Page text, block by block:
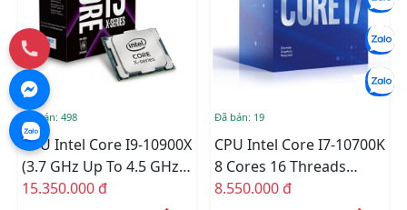
Đã bán: 498
CPU Intel Core I9-10900X
(3.7 GHz Up To 4.5 GHz/
10C20T/ 19.25MB/
15.350.000 đ
Đã bán: 19
CPU Intel Core I7-10700K
8 Cores 16 Threads
(5.1Ghz) - 10th Gen
8.550.000 đ